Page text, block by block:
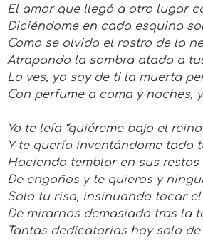
El amor que llegó a otro lugar
Diciéndome en cada esquina
Como se olvida el rostro de la
Atrapando la sombra atada a
Lo ves, yo soy de ti la muerta
Con perfume a cama y noches,
Yo te leía “quiéreme bajo el
Y te quería inventándome toda
Haciendo temblar en sus
De engaños y te quieros y
Solo tu risa, insinuando tocar
De mirarnos demasiado tras la
Tantas dedicatorias hoy solo de